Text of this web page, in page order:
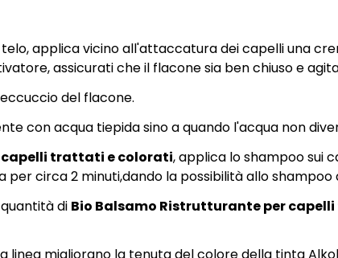
applica vicino all'attaccatura dei capelli una
assicurati che il flacone sia ben chiuso e
del flacone.
con acqua tiepida sino a quando l'acqua non
capelli trattati e colorati, applica lo shampoo sui
circa 2 minuti,dando la possibilità allo shampoo
di Bio Balsamo Ristrutturante per